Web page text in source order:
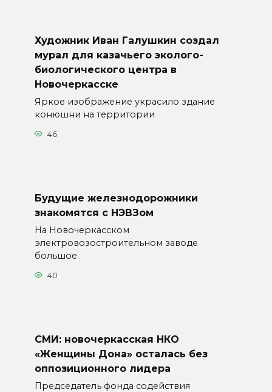
Художник Иван Галушкин создал
мурал для казачьего эколого-
биологического центра в
Новочеркасске
Яркое изображение украсило здание
конюшни на территории
46
Будущие железнодорожники
знакомятся с НЭВЗом
На Новочеркасском
электровозостроительном заводе
большое
40
СМИ: новочеркасская НКО
«Женщины Дона» осталась без
оппозиционного лидера
Председатель фонда содействия